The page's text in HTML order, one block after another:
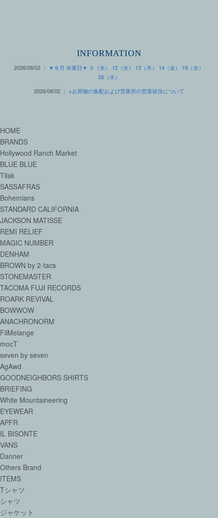
INFORMATION
2026/08/02 ：
▼８月 休業日▼ ５（水） 12（水） 13（木） 14（金） 19（水）
26（水）
2026/08/02 ： ※お荷物の集配および営業所の営業状況について
HOME
BRANDS
Hollywood Ranch Market
BLUE BLUE
Tilak
SASSAFRAS
Bohemians
STANDARD CALIFORNIA
JACKSON MATISSE
REMI RELIEF
MAGIC NUMBER
DENHAM
BROWN by 2-tacs
STONEMASTER
TACOMA FUJI RECORDS
ROARK REVIVAL
BOWWOW
ANACHRONORM
FilMelange
mocT
seven by seven
AgAwd
GOODNEIGHBORS SHIRTS
BRIEFING
White Mountaineering
EYEWEAR
APFR
IL BISONTE
VANS
Danner
Others Brand
ITEMS
Tシャツ
シャツ
ジャケット